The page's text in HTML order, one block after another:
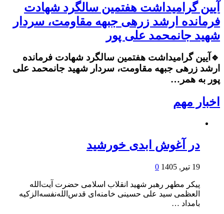
آیین گرامیداشت هفتمین سالگرد شهادت
فرمانده ارشد زرهی جبهه مقاومت، سردار
شهید جانمحمد علی پور
🔹آیین گرامیداشت هفتمین سالگرد شهادت فرمانده
ارشد زرهی جبهه مقاومت، سردار شهید جانمحمد علی
پور به همر…
اخبار مهم
در آغوش ابدی خورشید
19 تیر, 1405 0
پیکر مطهر رهبر شهید انقلاب اسلامی حضرت آیت‌الله
العظمی سید علی حسینی خامنه‌ای قدس‌الله‌نفسه‌الزکیه
بامداد …